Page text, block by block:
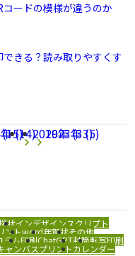
ードの模様が違うのか
きる？読み取りやすくす
(14) 2023年 (5)
2019年 (33)
状インデザインスクリプト
ントword年賀状その他
ラム印刷ChatGPT封筒転写印刷
ャンバスプリントカレンダー